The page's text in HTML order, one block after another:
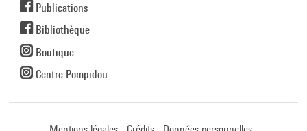
Publications
Bibliothèque
Boutique
Centre Pompidou